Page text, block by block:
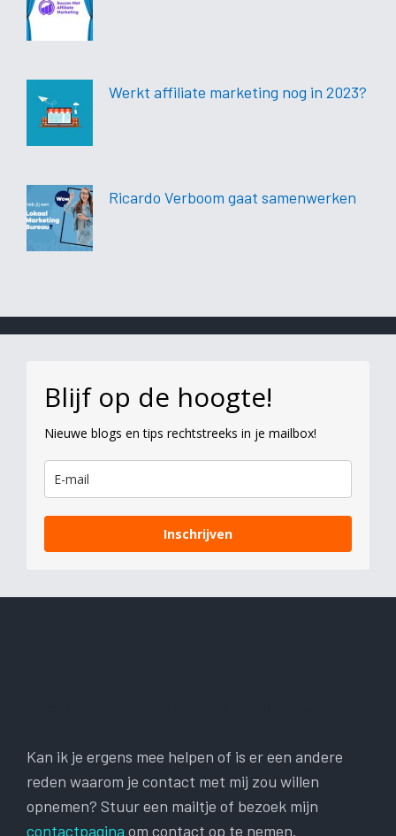
Werkt affiliate marketing nog in 2023?
Ricardo Verboom gaat samenwerken
Blijf op de hoogte!
Nieuwe blogs en tips rechtstreeks in je mailbox!
Inschrijven
Kan ik je ergens mee helpen of is er een andere
reden waarom je contact met mij zou willen
opnemen? Stuur een mailtje of bezoek mijn
contactpagina om contact op te nemen.